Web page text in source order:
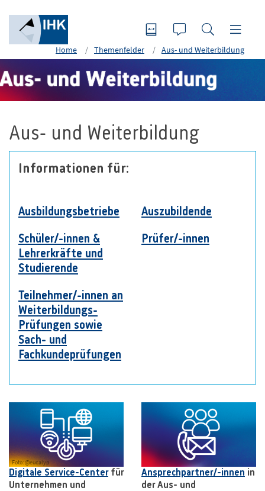
Home Themenfelder Aus- und Weiterbildung
Aus- und Weiterbildung
Informationen für:
Ausbildungsbetriebe Auszubildende
Schüler/-innen &
Lehrerkräfte und
Studierende
Prüfer/-innen
Teilnehmer/-innen an
Weiterbildungs-
Prüfungen sowie
Sach- und
Fachkundeprüfungen
Foto: @eucalyp
Digitale Service-Centerfür
Unternehmen und
Ansprechpartner/-innen in
der Aus- und